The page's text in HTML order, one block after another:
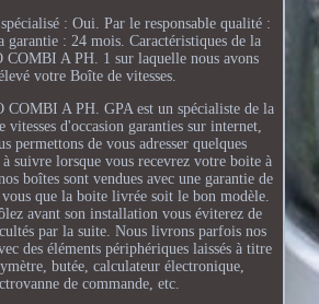
: Oui. Par le responsable qualité :
garantie : 24 mois. Caractéristiques de la
A PH. 1 sur laquelle nous avons
votre Boîte de vitesses.
A PH. GPA est un spécialiste de la
vitesses d'occasion garanties sur internet,
permettons de vous adresser quelques
suivre lorsque vous recevrez votre boite à
boîtes sont vendues avec une garantie de
que la boite livrée soit le bon modèle.
avant son installation vous éviterez de
par la suite. Nous livrons parfois nos
des éléments périphériques laissés à titre
butée, calculateur électronique,
de commande, etc.